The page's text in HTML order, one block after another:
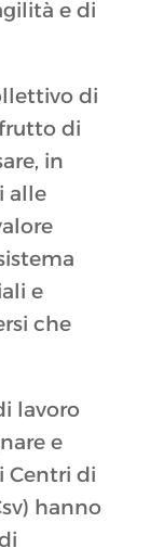
e di
di
di
in
alle
e
che
lavoro
e
Centri di
hanno